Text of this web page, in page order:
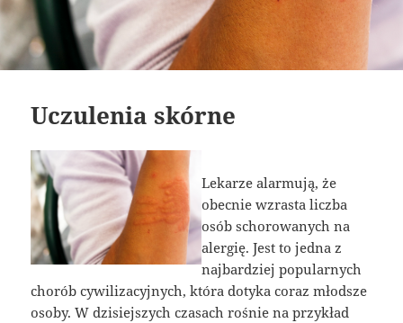
Uczulenia skórne
Lekarze alarmują, że
obecnie wzrasta liczba
osób schorowanych na
alergię. Jest to jedna z
najbardziej popularnych
chorób cywilizacyjnych, która dotyka coraz młodsze
osoby. W dzisiejszych czasach rośnie na przykład